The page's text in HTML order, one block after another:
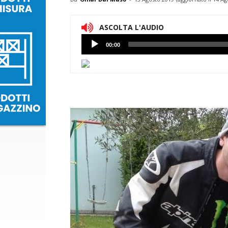
ASCOLTA L'AUDIO
Lettore
Audio
00:00